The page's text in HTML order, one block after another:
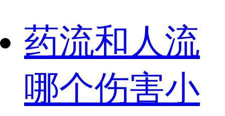
药流和人流
哪个伤害小